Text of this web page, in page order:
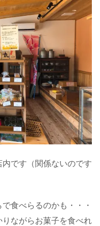
です（関係ないのです
食べらるのかも・・・
ながらお菓子を食べれ